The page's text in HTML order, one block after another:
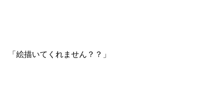
「絵描いてくれません？？」